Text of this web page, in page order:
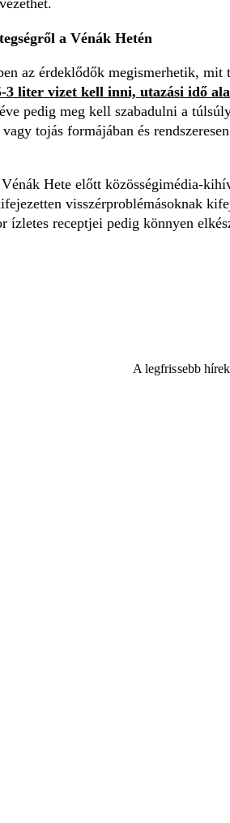
a Vénák Hetén
az érdeklődők megismerhetik, mit
3 liter vizet kell inni, utazási idő
pedig meg kell szabadulni a
tojás formájában és
Hete előtt közösségimédia-
visszérproblémásoknak
ízletes receptjei pedig könnyen
A legfrissebb